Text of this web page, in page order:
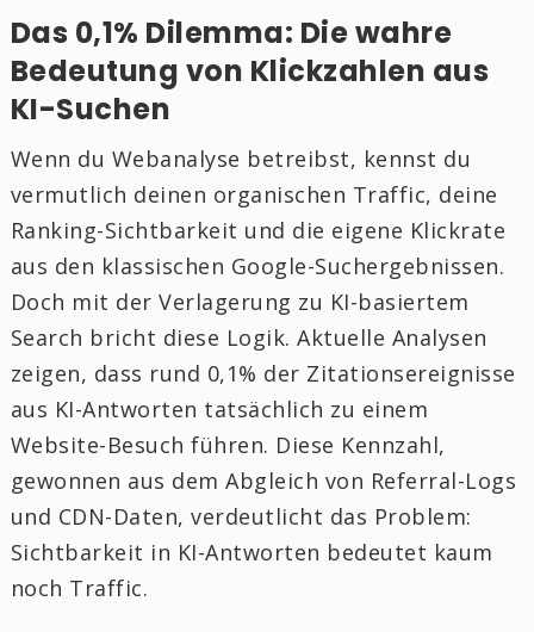
Das 0,1% Dilemma: Die wahre
Bedeutung von Klickzahlen aus
KI-Suchen
Wenn du Webanalyse betreibst, kennst du
vermutlich deinen organischen Traffic, deine
Ranking-Sichtbarkeit und die eigene Klickrate
aus den klassischen Google-Suchergebnissen.
Doch mit der Verlagerung zu KI-basiertem
Search bricht diese Logik. Aktuelle Analysen
zeigen, dass rund 0,1% der Zitationsereignisse
aus KI-Antworten tatsächlich zu einem
Website-Besuch führen. Diese Kennzahl,
gewonnen aus dem Abgleich von Referral-Logs
und CDN-Daten, verdeutlicht das Problem:
Sichtbarkeit in KI-Antworten bedeutet kaum
noch Traffic.